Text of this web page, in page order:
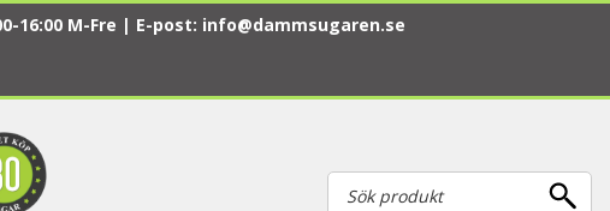
16:00 M-Fre | E-post: info@dammsugaren.se